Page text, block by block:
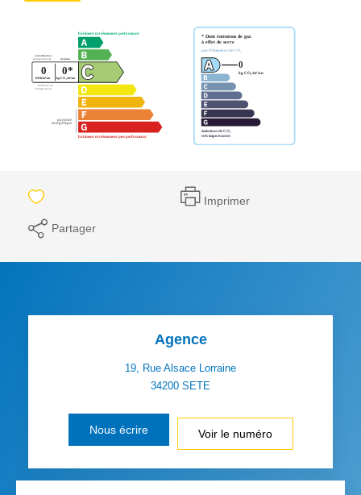
Imprimer
Partager
Agence
19, Rue Alsace Lorraine
34200 SETE
Nous écrire Voir le numéro